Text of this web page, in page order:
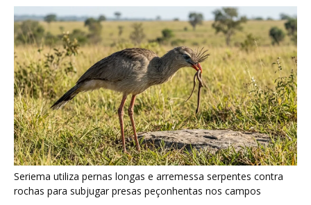
Poraquê sincroniza descargas elétricas em grupo para
amplificar campo elétrico e atordoar cardumes de peixes
maiores na Amazônia